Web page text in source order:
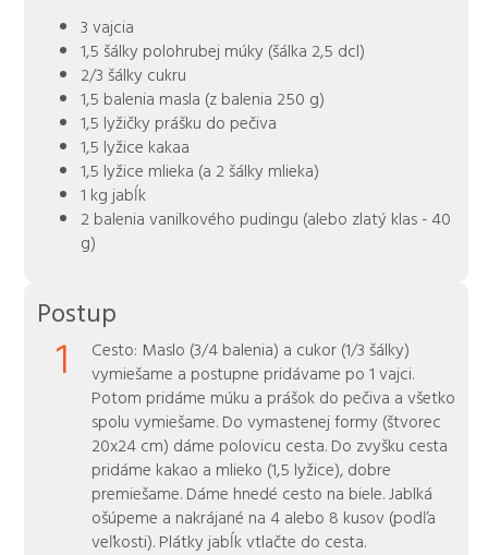
3 vajcia
1,5 šálky polohrubej múky (šálka 2,5 dcl)
2/3 šálky cukru
1,5 balenia masla (z balenia 250 g)
1,5 lyžičky prášku do pečiva
1,5 lyžice kakaa
1,5 lyžice mlieka (a 2 šálky mlieka)
1 kg jabĺk
2 balenia vanilkového pudingu (alebo zlatý klas - 40
g)
Postup
1
Cesto: Maslo (3/4 balenia) a cukor (1/3 šálky)
vymiešame a postupne pridávame po 1 vajci.
Potom pridáme múku a prášok do pečiva a všetko
spolu vymiešame. Do vymastenej formy (štvorec
20x24 cm) dáme polovicu cesta. Do zvyšku cesta
pridáme kakao a mlieko (1,5 lyžice), dobre
premiešame. Dáme hnedé cesto na biele. Jablká
ošúpeme a nakrájané na 4 alebo 8 kusov (podľa
veľkosti). Plátky jabĺk vtlačte do cesta.